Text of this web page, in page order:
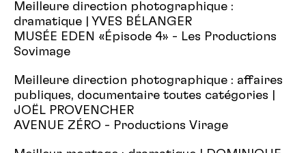
Meilleure direction photographique :
dramatique | YVES BÉLANGER
MUSÉE EDEN «Épisode 4» - Les Productions
Sovimage
Meilleure direction photographique : affaires
publiques, documentaire toutes catégories |
JOËL PROVENCHER
AVENUE ZÉRO - Productions Virage